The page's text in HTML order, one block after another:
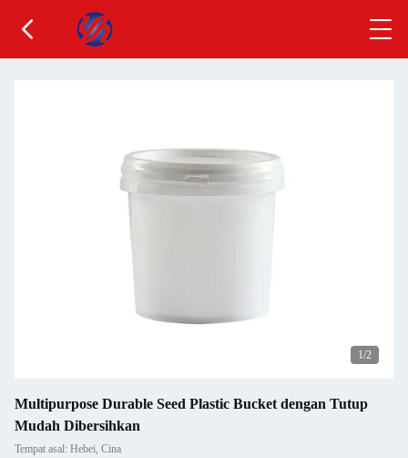
1/2
Multipurpose Durable Seed Plastic Bucket dengan Tutup
Mudah Dibersihkan
Tempat asal: Hebei, Cina